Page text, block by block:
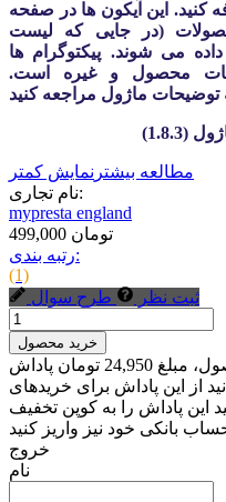
کنید. این آیکون ها در صفحه
(در جایی که لیست
می شوند. پیکتوگرام ها
محصول و غیره است.
(1.8.3)
مطالعه بیشتر نمایش کمتر
نام تجاری:
mypresta england
499,000 تومان
رتبه بندی:
(1)
ثبت نظر
طرح سوال
خرید محصول
در صورت خرید 1 عدد از این محصول، مبلغ 24,950 تومان پاداش
از این پاداش برای خریدهای
این پاداش را به کوپن تخفیف
خروج
نام